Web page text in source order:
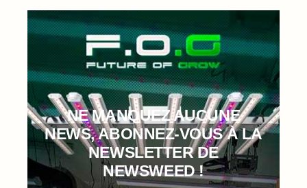
NE MANQUEZ AUCUNE
NEWS, ABONNEZ-VOUS À LA
NEWSLETTER DE
NEWSWEED !